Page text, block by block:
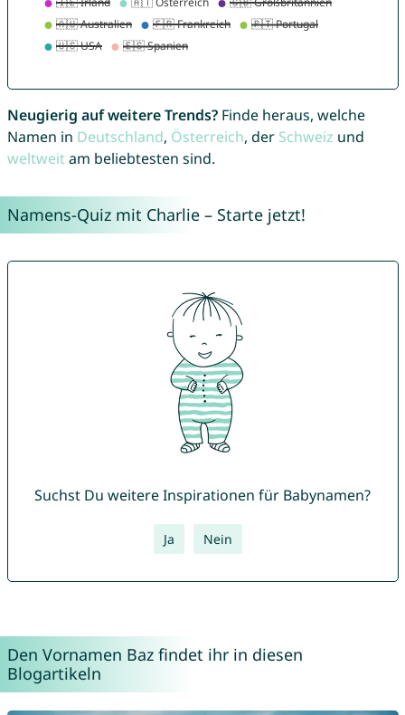
Neugierig auf weitere Trends?Finde heraus, welche
Namen in Deutschland, Österreich, der Schweiz und
weltweitam beliebtesten sind.
Namens-Quiz mit Charlie – Starte jetzt!
Suchst Du weitere Inspirationen für Babynamen?
Ja Nein
Den Vornamen Baz findet ihr in diesen
Blogartikeln